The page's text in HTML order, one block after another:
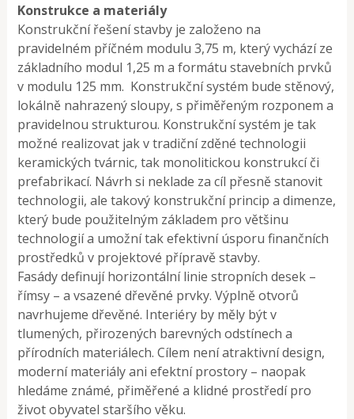
Konstrukce a materiály
Konstrukční řešení stavby je založeno na
pravidelném příčném modulu 3,75 m, který vychází ze
základního modul 1,25 m a formátu stavebních prvků
v modulu 125 mm. Konstrukční systém bude stěnový,
lokálně nahrazený sloupy, s přiměřeným rozponem a
pravidelnou strukturou. Konstrukční systém je tak
možné realizovat jak v tradiční zděné technologii
keramických tvárnic, tak monolitickou konstrukcí či
prefabrikací. Návrh si neklade za cíl přesně stanovit
technologii, ale takový konstrukční princip a dimenze,
který bude použitelným základem pro většinu
technologií a umožní tak efektivní úsporu finančních
prostředků v projektové přípravě stavby.
Fasády definují horizontální linie stropních desek –
římsy – a vsazené dřevěné prvky. Výplně otvorů
navrhujeme dřevěné. Interiéry by měly být v
tlumených, přirozených barevných odstínech a
přírodních materiálech. Cílem není atraktivní design,
moderní materiály ani efektní prostory – naopak
hledáme známé, přiměřené a klidné prostředí pro
život obyvatel staršího věku.